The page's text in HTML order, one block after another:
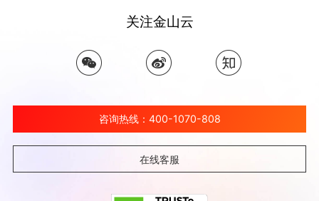
关注金山云
咨询热线：400-1070-808
在线客服